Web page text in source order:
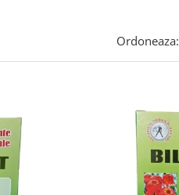
Ordoneaza: